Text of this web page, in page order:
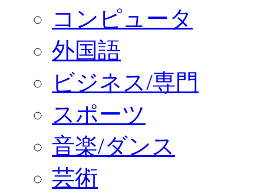
コンピュータ
外国語
ビジネス/専門
スポーツ
音楽/ダンス
芸術